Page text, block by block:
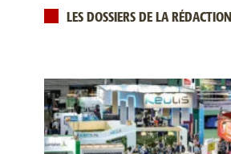
LES DOSSIERS DE LA RÉDACTION